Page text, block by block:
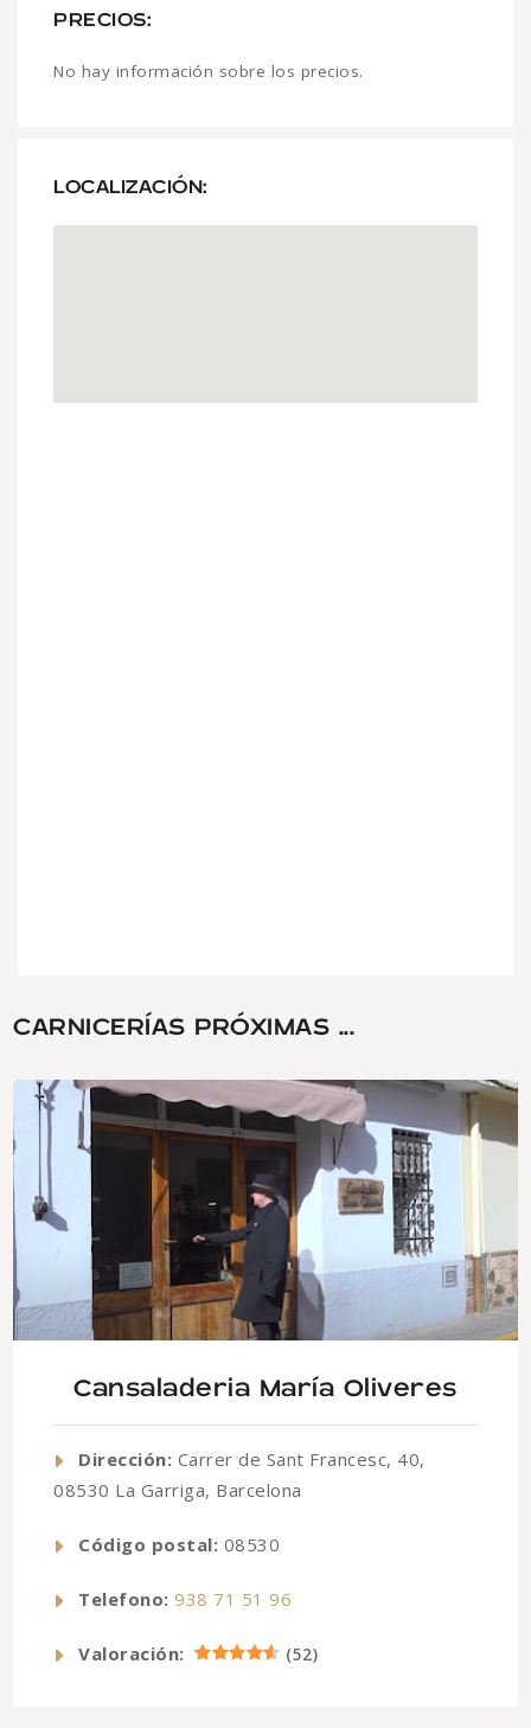
PRECIOS:
No hay información sobre los precios.
LOCALIZACIÓN:
CARNICERÍAS PRÓXIMAS ...
Cansaladeria María Oliveres
Dirección: Carrer de Sant Francesc, 40,
08530 La Garriga, Barcelona
Código postal: 08530
Telefono: 938 71 51 96
Valoración: (52)